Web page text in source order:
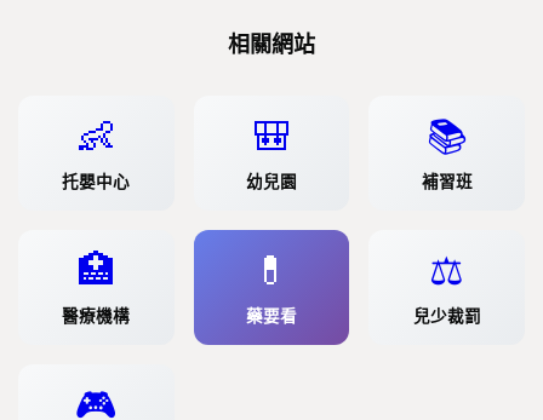
相關網站
👶
托嬰中心
🎒
幼兒園
📚
補習班
🏥
醫療機構
💊
藥要看
⚖️
兒少裁罰
🎮